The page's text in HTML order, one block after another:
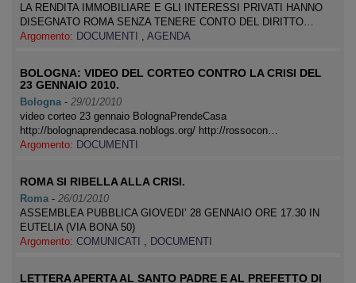
LA RENDITA IMMOBILIARE E GLI INTERESSI PRIVATI HANNO
DISEGNATO ROMA SENZA TENERE CONTO DEL DIRITTO…
Argomento: DOCUMENTI , AGENDA
BOLOGNA: VIDEO DEL CORTEO CONTRO LA CRISI DEL
23 GENNAIO 2010.
Bologna - 29/01/2010
video corteo 23 gennaio BolognaPrendeCasa
http://bolognaprendecasa.noblogs.org/ http://rossocon…
Argomento: DOCUMENTI
ROMA SI RIBELLA ALLA CRISI.
Roma - 26/01/2010
ASSEMBLEA PUBBLICA GIOVEDI’ 28 GENNAIO ORE 17.30 IN
EUTELIA (VIA BONA 50)
Argomento: COMUNICATI , DOCUMENTI
LETTERA APERTA AL SANTO PADRE E AL PREFETTO DI